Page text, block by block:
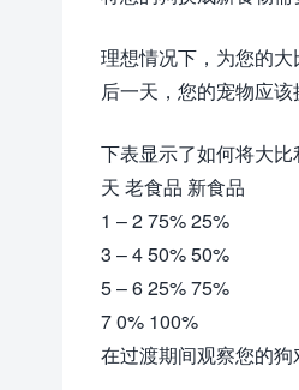
理想情况下，为您的
后一天，您的宠物应该
下表显示了如何将大
天 老食品 新食品
1 – 2 75% 25%
3 – 4 50% 50%
5 – 6 25% 75%
7 0% 100%
在过渡期间观察您的狗